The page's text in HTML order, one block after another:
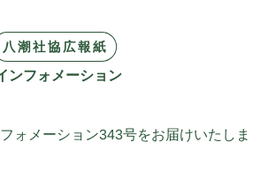
八潮社協広報紙
ンフォメーション
ォメーション343号をお届けいたしま